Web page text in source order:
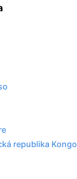
republika Kongo